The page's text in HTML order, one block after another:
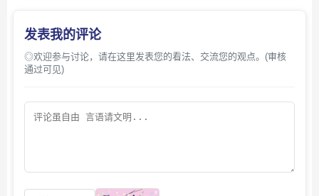
发表我的评论
◎欢迎参与讨论，请在这里发表您的看法、交流您的观点。(审核
通过可见)